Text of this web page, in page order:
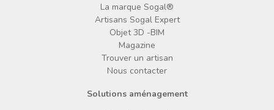
La marque Sogal®
Artisans Sogal Expert
Objet 3D -BIM
Magazine
Trouver un artisan
Nous contacter
Solutions aménagement